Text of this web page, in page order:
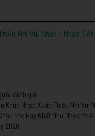
Nhi Vui Nhộn - Nhạc
đánh giá
Khúc Nhạc Xuân Thiếu Nhi Vui
Lọc Hay Nhất Như Nhạc
2020.